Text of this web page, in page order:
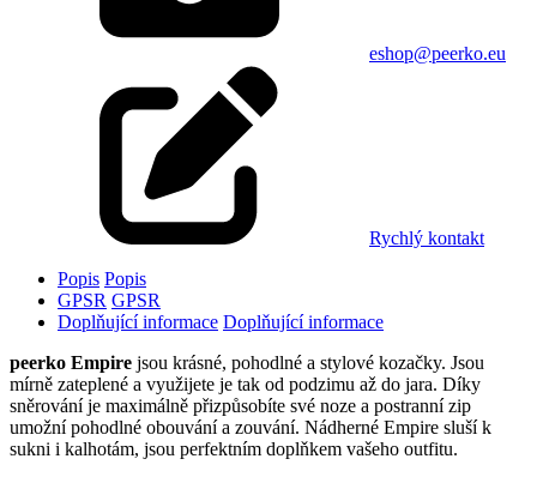
eshop@peerko.eu
Rychlý kontakt
Popis Popis
GPSR GPSR
Doplňující informace Doplňující informace
peerko Empire jsou krásné, pohodlné a stylové kozačky. Jsou
mírně zateplené a využijete je tak od podzimu až do jara. Díky
sněrování je maximálně přizpůsobíte své noze a postranní zip
umožní pohodlné obouvání a zouvání. Nádherné Empire sluší k
sukni i kalhotám, jsou perfektním doplňkem vašeho outfitu.